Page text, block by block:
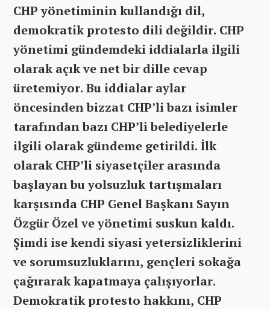
CHP yönetiminin kullandığı dil,
demokratik protesto dili değildir. CHP
yönetimi gündemdeki iddialarla ilgili
olarak açık ve net bir dille cevap
üretemiyor. Bu iddialar aylar
öncesinden bizzat CHP’li bazı isimler
tarafından bazı CHP’li belediyelerle
ilgili olarak gündeme getirildi. İlk
olarak CHP’li siyasetçiler arasında
başlayan bu yolsuzluk tartışmaları
karşısında CHP Genel Başkanı Sayın
Özgür Özel ve yönetimi suskun kaldı.
Şimdi ise kendi siyasi yetersizliklerini
ve sorumsuzluklarını, gençleri sokağa
çağırarak kapatmaya çalışıyorlar.
Demokratik protesto hakkını, CHP